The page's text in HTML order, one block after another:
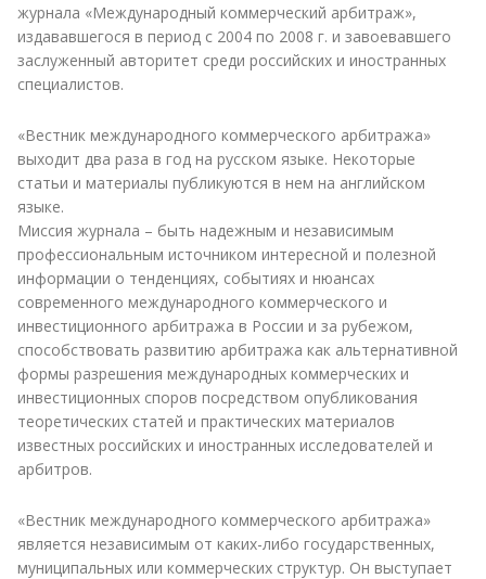
журнала «Международный коммерческий арбитраж»,
издававшегося в период с 2004 по 2008 г. и завоевавшего
заслуженный авторитет среди российских и иностранных
специалистов.
«Вестник международного коммерческого арбитража»
выходит два раза в год на русском языке. Некоторые
статьи и материалы публикуются в нем на английском
языке.
Миссия журнала – быть надежным и независимым
профессиональным источником интересной и полезной
информации о тенденциях, событиях и нюансах
современного международного коммерческого и
инвестиционного арбитража в России и за рубежом,
способствовать развитию арбитража как альтернативной
формы разрешения международных коммерческих и
инвестиционных споров посредством опубликования
теоретических статей и практических материалов
известных российских и иностранных исследователей и
арбитров.
«Вестник международного коммерческого арбитража»
является независимым от каких-либо государственных,
муниципальных или коммерческих структур. Он выступает